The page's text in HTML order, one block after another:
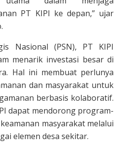
PT KIPI ke depan,” ujar
Nasional (PSN), PT KIPI
menarik investasi besar di
Hal ini membuat perlunya
dan masyarakat untuk
berbasis kolaboratif.
dapat mendorong program-
masyarakat melalui
elemen desa sekitar.